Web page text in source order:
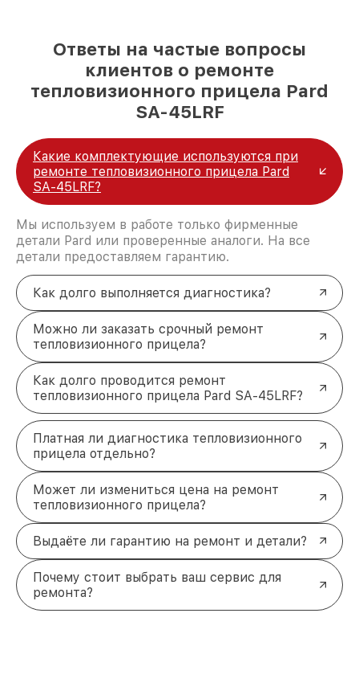
Ответы на частые вопросы
клиентов о ремонте
тепловизионного прицела Pard
SA-45LRF
Какие комплектующие используются при
ремонте тепловизионного прицела Pard
SA-45LRF?
Мы используем в работе только фирменные
детали Pard или проверенные аналоги. На все
детали предоставляем гарантию.
Как долго выполняется диагностика?
Можно ли заказать срочный ремонт
тепловизионного прицела?
Как долго проводится ремонт
тепловизионного прицела Pard SA-45LRF?
Платная ли диагностика тепловизионного
прицела отдельно?
Может ли измениться цена на ремонт
тепловизионного прицела?
Выдаёте ли гарантию на ремонт и детали?
Почему стоит выбрать ваш сервис для
ремонта?